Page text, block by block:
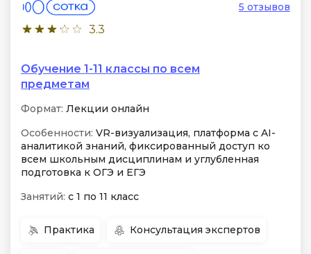
3.3
5 отзывов
Обучение 1-11 классы по всем
предметам
Формат: Лекции онлайн
Особенности: VR-визуализация, платформа с AI-
аналитикой знаний, фиксированный доступ ко
всем школьным дисциплинам и углубленная
подготовка к ОГЭ и ЕГЭ
Занятий: с 1 по 11 класс
Практика Консультация экспертов